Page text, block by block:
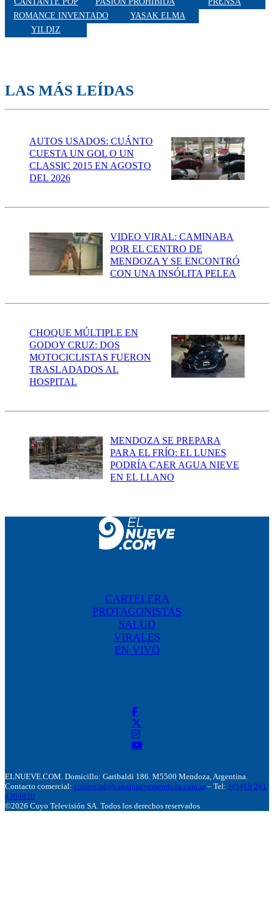
ROMANCE INVENTADO
YASAK ELMA
YILDIZ
LAS MÁS LEÍDAS
AUTOS USADOS: CUÁNTO
CUESTA UN GOL O UN
CLASSIC 2015 EN AGOSTO
DEL 2026
VIDEO VIRAL: CAMINABA
POR EL CENTRO DE
MENDOZA Y SE ENCONTRÓ
CON UNA INSÓLITA PELEA
CHOQUE MÚLTIPLE EN
GODOY CRUZ: DOS
MOTOCICLISTAS FUERON
TRASLADADOS AL
HOSPITAL
MENDOZA SE PREPARA
PARA EL FRÍO: EL LUNES
PODRÍA CAER AGUA NIEVE
EN EL LLANO
CARTELERA
PROTAGONISTAS
SALUD
VIRALES
EN VIVO
ELNUEVE.COM. Domicillo: Garibaldi 186. M5500 Mendoza, Argentina.
Contacto comercial: comercial@canalnuevemendoza.com.ar – Tel: +(54) 9 261
4204020
©2026 Cuyo Televisión SA. Todos los derechos reservados